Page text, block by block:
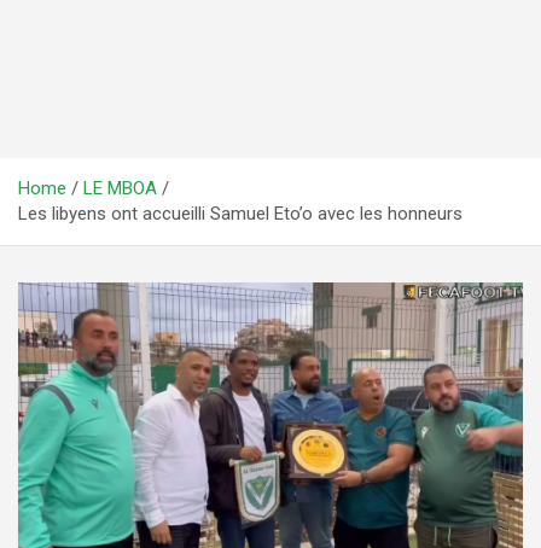
Home
LE MBOA
Les libyens ont accueilli Samuel Eto’o avec les honneurs